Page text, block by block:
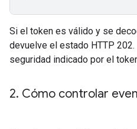
Si el token es válido y se
devuelve el estado HTTP
seguridad indicado por el
2. Cómo controlar